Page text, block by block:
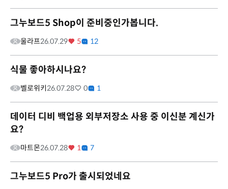
그누보드5 Shop이 준비중인가봅니다.
울라프26.07.29 5 12
식물 좋아하시나요?
벨로위키26.07.28 0 1
데이터 디비 백업용 외부저장소 사용 중 이신분 계신가
요?
마트몬26.07.28 1 7
그누보드5 Pro가 출시되었네요